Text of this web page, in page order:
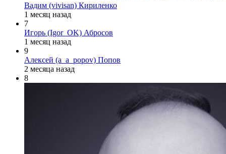
Вадим (vivisan) Кириленко
1 месяц назад
7
Игорь (Igor_OK) Абросов
1 месяц назад
9
Алексей (a_a_popov) Попов
2 месяца назад
8